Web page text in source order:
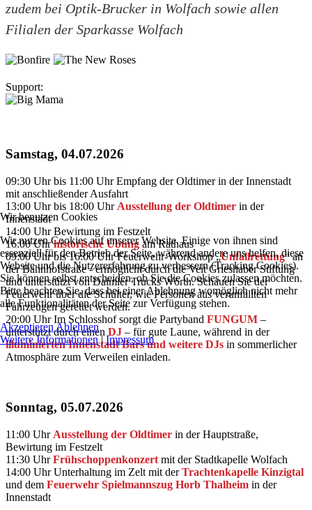
zudem bei Optik-Brucker in Wolfach sowie allen
Filialen der Sparkasse Wolfach
Support:
Samstag, 04.07.2026
09:30 Uhr bis 11:00 Uhr Empfang der Oldtimer in der Innenstadt
mit anschließender Ausfahrt
13:00 Uhr bis 18:00 Uhr Ausstellung der Oldtimer in der
Innenstadt
14:00 Uhr Bewirtung im Festzelt
16:00 Uhrhistorische Übung am Rathaus
09:00 Uhr bis 16:00 Uhr Feuerwehr-Workshop „Unfallrettung“ an
der Bahnhofstraße - ermöglicht durch die Veit Grieshaber Stiftung
und unterstützt von Daimler Trucks Wörth. Schauen Sie der
Feuerwehr über die Schulter, wie Personen aus verunfallten
Fahrzeugen gerettet werden.
20:00 Uhr Im Schlosshof sorgt die Partyband FUNGUM –
unterstützt durch einen DJ – für gute Laune, während in der
illuminierten Innenstadt Bars und weitere DJs in sommerlicher
Atmosphäre zum Verweilen einladen.
Sonntag, 05.07.2026
11:00 Uhr Ausstellung der Oldtimer in der Hauptstraße,
Bewirtung im Festzelt
11:30 UhrFrühschoppenkonzert mit der Stadtkapelle Wolfach
14:00 Uhr Unterhaltung im Zelt mit derTrachtenkapelle Kinzigtal
und dem Feuerwehr Spielmannszug Horb Thalheim in der
Innenstadt
Wir benutzen Cookies
Wir nutzen Cookies auf unserer Website. Einige von ihnen sind
essenziell für den Betrieb der Seite, während andere uns helfen, diese
Website und die Nutzererfahrung zu verbessern (Tracking Cookies).
Sie können selbst entscheiden, ob Sie die Cookies zulassen möchten.
Bitte beachten Sie, dass bei einer Ablehnung womöglich nicht mehr
alle Funktionalitäten der Seite zur Verfügung stehen.
Akzeptieren Ablehnen
Weitere Informationen|Impressum